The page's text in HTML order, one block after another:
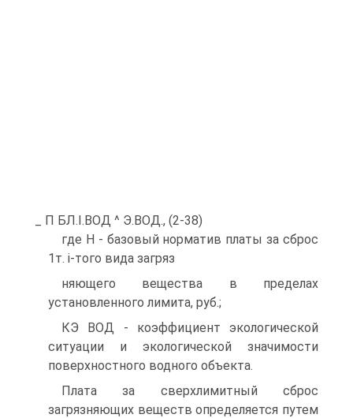
_ П БЛ.І.ВОД ^ Э.ВОД., (2-38)
где Н - базовый норматив платы за сброс
1т. i-того вида загряз
няющего вещества в пределах
установленного лимита, руб.;
КЭ ВОД - коэффициент экологической
ситуации и экологической значимости
поверхностного водного объекта.
Плата за сверхлимитный сброс
загрязняющих веществ определяется путем